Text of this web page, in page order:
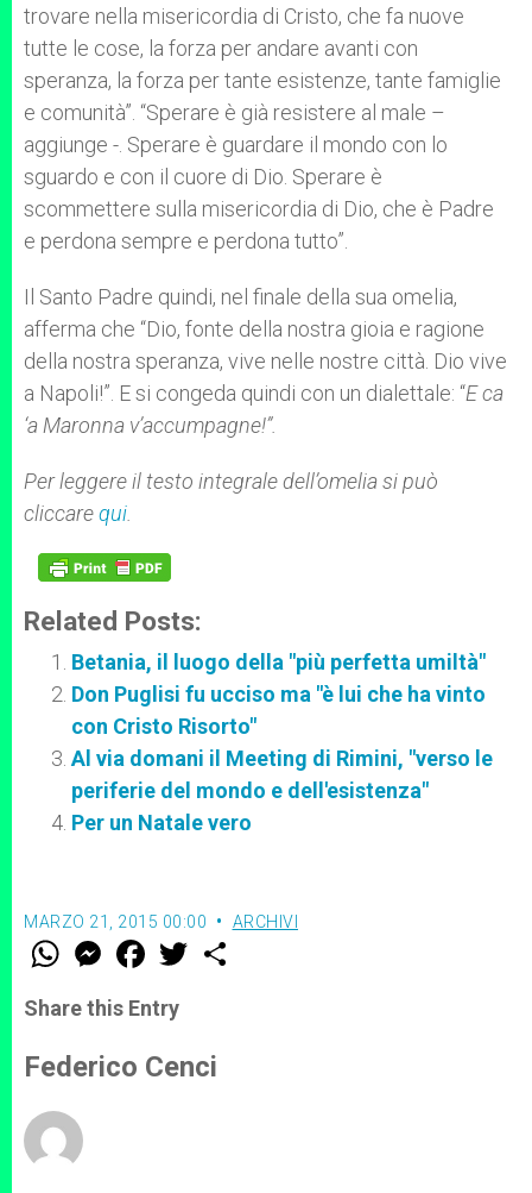
trovare nella misericordia di Cristo, che fa nuove
tutte le cose, la forza per andare avanti con
speranza, la forza per tante esistenze, tante famiglie
e comunità”. “Sperare è già resistere al male –
aggiunge -. Sperare è guardare il mondo con lo
sguardo e con il cuore di Dio. Sperare è
scommettere sulla misericordia di Dio, che è Padre
e perdona sempre e perdona tutto”.
Il Santo Padre quindi, nel finale della sua omelia,
afferma che “Dio, fonte della nostra gioia e ragione
della nostra speranza, vive nelle nostre città. Dio vive
a Napoli!”. E si congeda quindi con un dialettale: “E ca
‘a Maronna v’accumpagne!”.
Per leggere il testo integrale dell’omelia si può
cliccarequi
Related Posts:
Betania, il luogo della "più perfetta umiltà"
Don Puglisi fu ucciso ma "è lui che ha vinto
con Cristo Risorto"
Al via domani il Meeting di Rimini, "verso le
periferie del mondo e dell'esistenza"
Per un Natale vero
MARZO 21, 2015 00:00 ARCHIVI
W
t
s
p
p
M
e
s
e
g
e
F
a
e
b
o
k
w
r
Share this Entry
Federico Cenci